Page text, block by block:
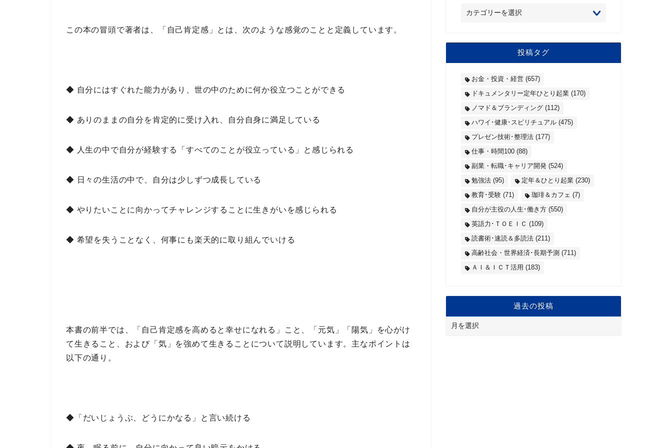
この本の冒頭で著者は、 「自己肯定感」 とは、 次のような感覚のことと定義しています。
◆ 自分にはすぐれた能力があり、世の中のために何か役立つことができる
◆ ありのままの自分を肯定的に受け入れ、自分自身に満足している
◆ 人生の中で自分が経験する「すべてのことが役立っている」と感じられる
◆ 日々の生活の中で、自分は少しずつ成長している
◆ やりたいことに向かってチャレンジすることに生きがいを感じられる
◆ 希望を失うことなく、何事にも楽天的に取り組んでいける
本書の前半では、 「自己肯定感を高めると幸せになれる」 こと、
「元気」「陽気」を心がけ
て生きる こと、および 「気」を強めて生きる ことについて説明しています。 主なポイント は
以下の通り。
◆「だいじょうぶ、どうにかなる」と言い続ける
投稿タグ
お金・投資・経営(657)
ドキュメンタリー定年ひとり起業(170)
ノマド＆ブランディング(112)
ハワイ･健康･スピリチュアル(475)
プレゼン技術･整理法(177)
仕事・時間100(88)
副業・転職･キャリア開発(524)
勉強法(95) 定年＆ひとり起業(230)
教育･受験(71) 珈琲＆カフェ (7)
自分が主役の人生･働き方(550)
英語力･ＴＯＥＩＣ (109)
読書術･速読＆多読法(211)
高齢社会・世界経済･長期予測 (711)
ＡＩ＆ＩＣＴ活用 (183)
過去の投稿